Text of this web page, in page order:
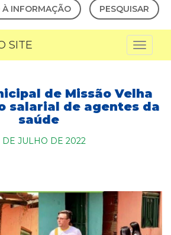
À INFORMAÇÃO PESQUISAR
SITE
de Missão Velha
salarial de agentes da
saúde
DE JULHO DE 2022